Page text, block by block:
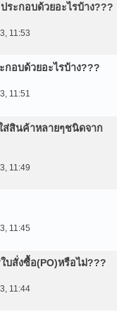
ระกอบด้วยอะไรบ้าง???
11:53
กอบด้วยอะไรบ้าง???
11:51
ส่สินค้าหลายๆชนิดจาก
11:49
11:45
บสั่งซื้อ(PO)หรือไม่???
11:44